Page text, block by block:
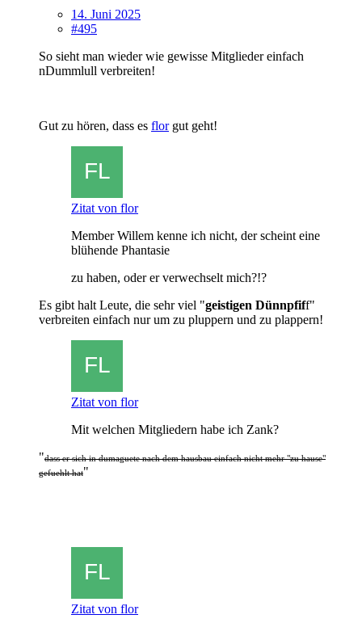
14. Juni 2025
#495
So sieht man wieder wie gewisse Mitglieder einfach
nDummlull verbreiten!
Gut zu hören, dass es florgut geht!
Zitat von flor
Member Willem kenne ich nicht, der scheint eine
blühende Phantasie
zu haben, oder er verwechselt mich?!?
Es gibt halt Leute, die sehr viel "geistigen Dünnpfiff"
verbreiten einfach nur um zu pluppern und zu plappern!
Zitat von flor
Mit welchen Mitgliedern habe ich Zank?
"dass er sich in dumaguete nach dem hausbau einfach nicht mehr "zu hause"
gefuehlt hat"
Zitat von flor